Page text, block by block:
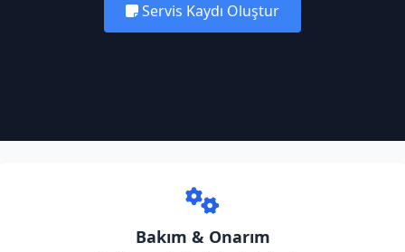
Servis Kaydı Oluştur
Bakım & Onarım